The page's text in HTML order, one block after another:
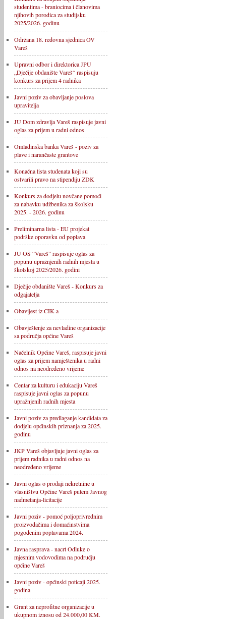
studentima - braniocima i članovima
njihovih porodica za studijsku
2025/2026. godinu
Održana 18. redovna sjednica OV
Vareš
Upravni odbor i direktorica JPU
„Dječije obdanište Vareš“ raspisuju
konkurs za prijem 4 radnika
Javni poziv za obavljanje poslova
upravitelja
JU Dom zdravlja Vareš raspisuje javni
oglas za prijem u radni odnos
Omladinska banka Vareš - poziv za
plave i narančaste grantove
Konačna lista studenata koji su
ostvarili pravo na stipendiju ZDK
Konkurs za dodjelu novčane pomoći
za nabavku udžbenika za školsku
2025. - 2026. godinu
Preliminarna lista - EU projekat
podrške oporavku od poplava
JU OŠ “Vareš” raspisuje oglas za
popunu upražnjenih radnih mjesta u
školskoj 2025/2026. godini
Dječije obdanište Vareš - Konkurs za
odgajatelja
Obavijest iz CIK-a
Obavještenje za nevladine organizacije
sa područja općine Vareš
Načelnik Općine Vareš, raspisuje javni
oglas za prijem namještenika u radni
odnos na neodređeno vrijeme
Centar za kulturu i edukaciju Vareš
raspisuje javni oglas za popunu
upražnjenih radnih mjesta
Javni poziv za predlaganje kandidata za
dodjelu općinskih priznanja za 2025.
godinu
JKP Vareš objavljuje javni oglas za
prijem radnika u radni odnos na
neodređeno vrijeme
Javni oglas o prodaji nekretnine u
vlasništvu Općine Vareš putem Javnog
nadmetanja-licitacije
Javni poziv - pomoć poljoprivrednim
proizvođačima i domaćinstvima
pogođenim poplavama 2024.
Javna rasprava - nacrt Odluke o
mjesnim vodovodima na području
općine Vareš
Javni poziv - općinski poticaji 2025.
godina
Grant za neprofitne organizacije u
ukupnom iznosu od 24.000,00 KM.